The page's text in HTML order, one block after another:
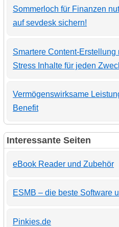
Sommerloch für Finanzen
auf sevdesk sichern!
Smartere Content-Erstellung
Stress Inhalte für jeden
Vermögenswirksame
Benefit
Interessante Seiten
eBook Reader und Zubehör
ESMB – die beste Software
Pinkies.de